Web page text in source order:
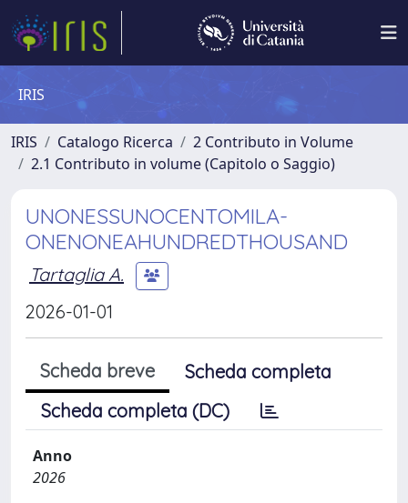
IRIS
IRIS Catalogo Ricerca
2 Contributo in Volume
2.1 Contributo in volume (Capitolo o Saggio)
UNONESSUNOCENTOMILA-
ONENONEAHUNDREDTHOUSAND
Tartaglia A.
2026-01-01
Scheda breve
Scheda completa
Scheda completa (DC)
Anno
2026